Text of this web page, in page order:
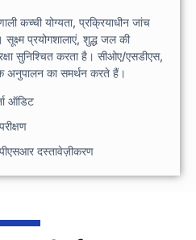
कच्ची योग्यता, प्रक्रियाधीन जांच
प्रयोगशालाएं, शुद्ध जल की
सुनिश्चित करता है। सीओए/एसडीएस,
अनुपालन का समर्थन करते हैं।
ऑडिट
दस्तावेज़ीकरण